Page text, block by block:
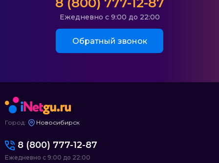
Ежедневно с 9:00 до 22:00
Обратный звонок
Город: Новосибирск
8 (800) 777-12-87
Ежедневно с 9:00 до 22:00